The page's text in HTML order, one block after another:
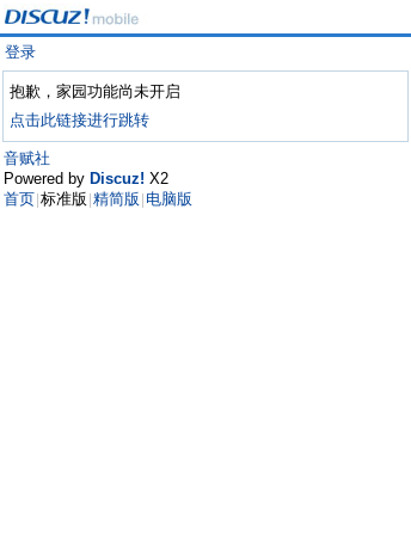
登录
抱歉，家园功能尚未开启
点击此链接进行跳转
音赋社
Powered by Discuz! X2
首页 标准版 精简版 电脑版